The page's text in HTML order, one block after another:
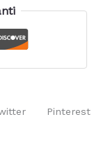
Pinterest